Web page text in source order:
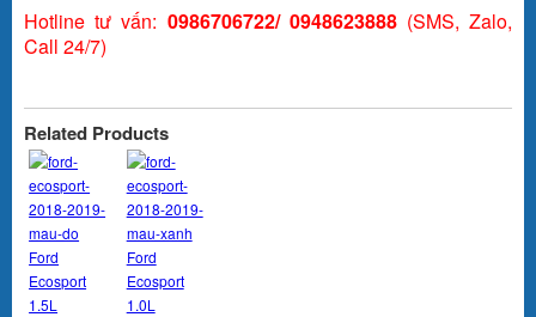
Hotline tư vấn: 0986706722/ 0948623888(SMS, Zalo,
Call 24/7)
Related Products
Ford
Ecosport
1.5L
Ford
Ecosport
1.0L